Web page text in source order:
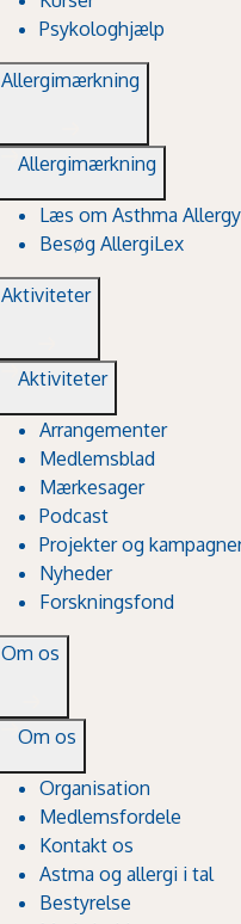
Psykologhjælp
Allergimærkning
Allergimærkning
Læs om Asthma
Besøg AllergiLex
Aktiviteter
Aktiviteter
Arrangementer
Medlemsblad
Mærkesager
Podcast
Projekter og
Nyheder
Forskningsfond
Om os
Om os
Organisation
Medlemsfordele
Kontakt os
Astma og allergi i tal
Bestyrelse